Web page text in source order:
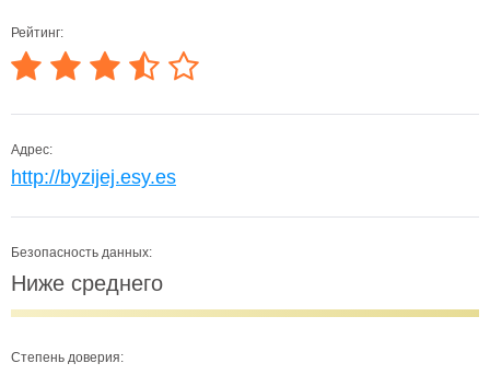
Рейтинг:
Адрес:
http://byzijej.esy.es
Безопасность данных:
Ниже среднего
Степень доверия: